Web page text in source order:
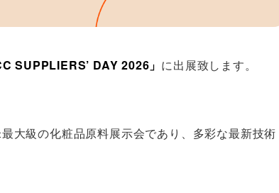
SUPPLIERS’ DAY 2026」 に出展致します。
大級の化粧品原料展示会であり、多彩な最新技術